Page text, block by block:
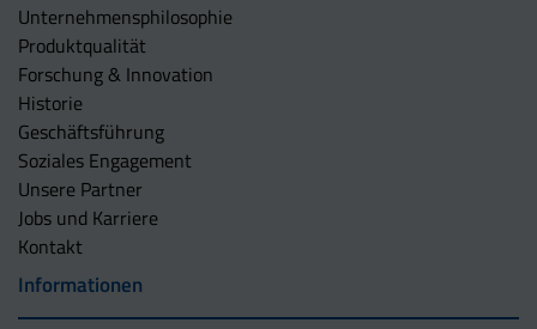
Unternehmens­philosophie
Produktqualität
Forschung & Innovation
Historie
Geschäftsführung
Soziales Engagement
Unsere Partner
Jobs und Karriere
Kontakt
Informationen